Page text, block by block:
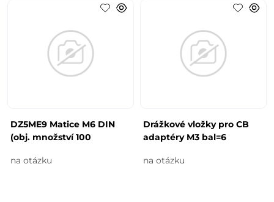
DZ5ME9 Matice M6 DIN
(obj. množství 100
na otázku
Drážkové vložky pro CB
adaptéry M3 bal=6
na otázku